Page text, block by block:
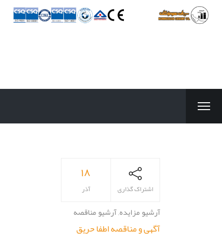
۱۸
آذر اشتراک گذاری
آرشیو مزایده آرشیو مناقصه
آگهی و مناقصه اطفا حریق